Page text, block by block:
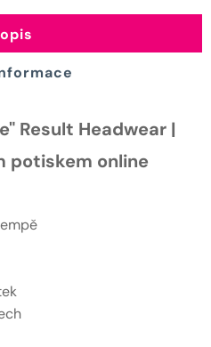
Result Headwear |
potiskem online